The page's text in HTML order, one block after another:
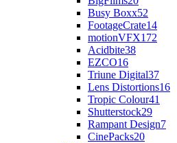
Busy Boxx52
FootageCrate14
motionVFX172
Acidbite38
EZCO16
Triune Digital37
Lens Distortions16
Tropic Colour41
Shutterstock29
Rampant Design7
CinePacks20